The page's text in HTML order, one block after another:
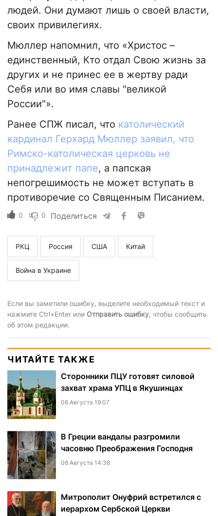
людей. Они думают лишь о своей власти,
своих привилегиях.
Мюллер напомнил, что «Христос –
единственный, Кто отдал Свою жизнь за
других и не принес ее в жертву ради
Себя или во имя славы "великой
России"».
Ранее СПЖ писал, что католический
кардинал Герхард Мюллер заявил, что
Римско-католическая церковь не
принадлежит папе, а папская
непогрешимость не может вступать в
противоречие со Священным Писанием.
0 0 Поделиться
РКЦ Россия США Китай
Война в Украине
Если вы заметили ошибку, выделите необходимый текст и
нажмите Ctrl+Enter или Отправить ошибку, чтобы сообщить
об этом редакции.
ЧИТАЙТЕ ТАКЖЕ
Сторонники ПЦУ готовят силовой
захват храма УПЦ в Якушинцах
08 Августа 19:07
В Греции вандалы разгромили
часовню Преображения Господня
08 Августа 14:38
Митрополит Онуфрий встретился с
иерархом Сербской Церкви